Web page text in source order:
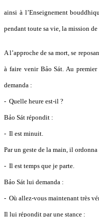
ainsi à l’Enseignement
pendant toute sa vie, la mission
A l’approche de sa mort, se
à faire venir Bảo Sát. Au
demanda :
- Quelle heure est-il ?
Bảo Sát répondit :
- Il est minuit.
Par un geste de la main, il
- Il est temps que je parte.
Bảo Sát lui demanda :
- Où allez-vous maintenant très
Il lui répondit par une stance :